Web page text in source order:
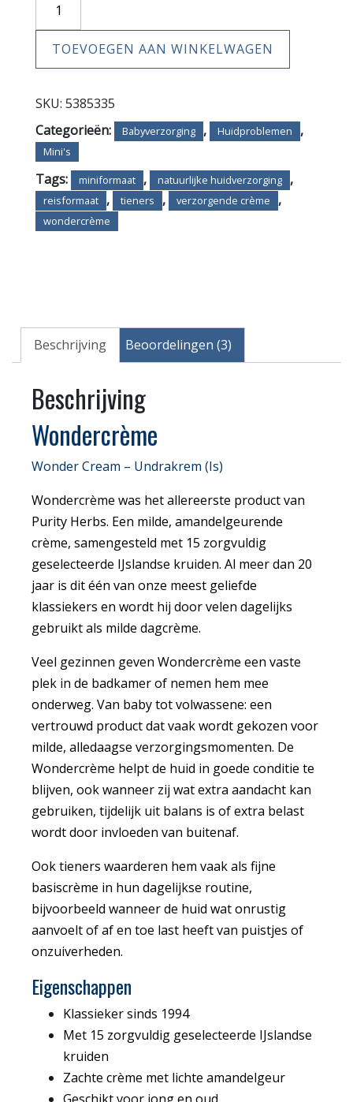
mini
aantal
TOEVOEGEN AAN WINKELWAGEN
SKU: 5385335
Categorieën:
Babyverzorging , Huidproblemen ,
Mini's
Tags: miniformaat , natuurlijke huidverzorging ,
reisformaat , tieners , verzorgende crème ,
wondercrème
Beschrijving Beoordelingen (3)
Beschrijving
Wondercrème
Wonder Cream – Undrakrem (Is)
Wondercrème was het allereerste product van
Purity Herbs. Een milde, amandelgeurende
crème, samengesteld met 15 zorgvuldig
geselecteerde IJslandse kruiden. Al meer dan 20
jaar is dit één van onze meest geliefde
klassiekers en wordt hij door velen dagelijks
gebruikt als milde dagcrème.
Veel gezinnen geven Wondercrème een vaste
plek in de badkamer of nemen hem mee
onderweg. Van baby tot volwassene: een
vertrouwd product dat vaak wordt gekozen voor
milde, alledaagse verzorgingsmomenten. De
Wondercrème helpt de huid in goede conditie te
blijven, ook wanneer zij wat extra aandacht kan
gebruiken, tijdelijk uit balans is of extra belast
wordt door invloeden van buitenaf.
Ook tieners waarderen hem vaak als fijne
basiscrème in hun dagelijkse routine,
bijvoorbeeld wanneer de huid wat onrustig
aanvoelt of af en toe last heeft van puistjes of
onzuiverheden.
Eigenschappen
Klassieker sinds 1994
Met 15 zorgvuldig geselecteerde IJslandse
kruiden
Zachte crème met lichte amandelgeur
Geschikt voor jong en oud